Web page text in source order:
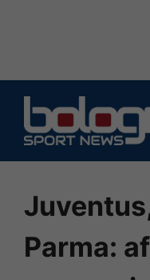
contenuto
Parma: